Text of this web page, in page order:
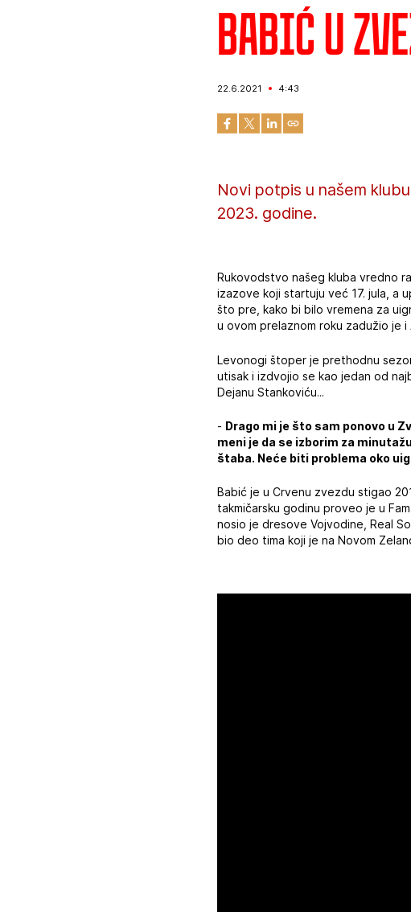
Babić u
22.6.2021 4:43
Novi potpis u našem
2023. godine.
Rukovodstvo našeg kluba vredno
izazove koji startuju već 17. jula, a
što pre, kako bi bilo vremena za
u ovom prelaznom roku zadužio je i
Levonogi štoper je prethodnu
utisak i izdvojio se kao jedan od
Dejanu Stankoviću...
- Drago mi je što sam ponovo u
meni je da se izborim za
štaba. Neće biti problema oko
Babić je u Crvenu zvezdu stigao
takmičarsku godinu proveo je u
nosio je dresove Vojvodine, Real
bio deo tima koji je na Novom